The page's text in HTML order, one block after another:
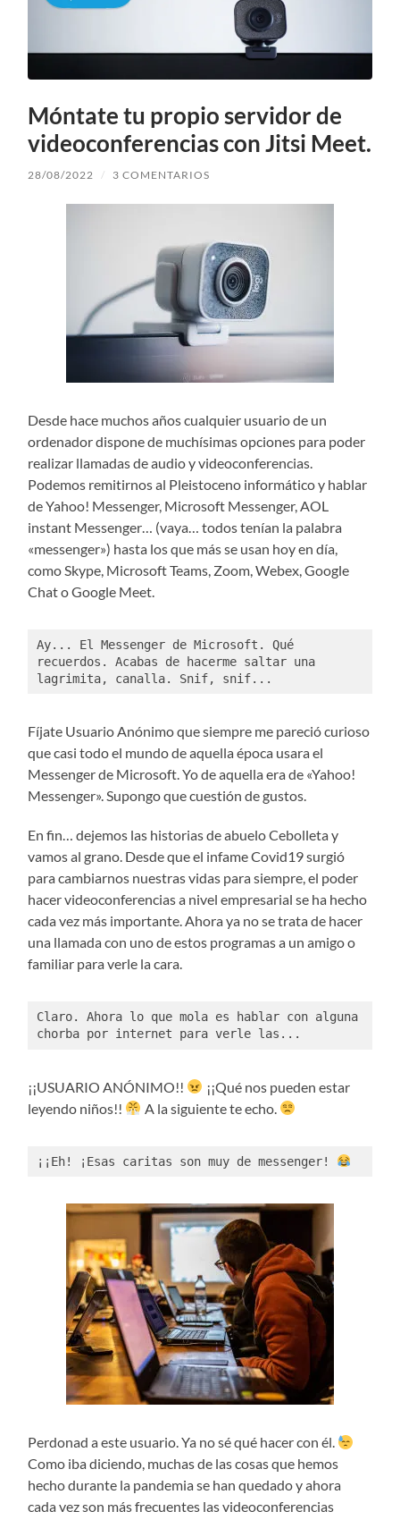
Móntate tu propio servidor de
videoconferencias con Jitsi Meet.
28/08/2022 / 3 COMENTARIOS
Desde hace muchos años cualquier usuario de un
ordenador dispone de muchísimas opciones para poder
realizar llamadas de audio y videoconferencias.
Podemos remitirnos al Pleistoceno informático y hablar
de Yahoo! Messenger, Microsoft Messenger, AOL
instant Messenger… (vaya… todos tenían la palabra
«messenger») hasta los que más se usan hoy en día,
como Skype, Microsoft Teams, Zoom, Webex, Google
Chat o Google Meet.
Ay... El Messenger de Microsoft. Qué
recuerdos. Acabas de hacerme saltar una
lagrimita, canalla. Snif, snif...
Fíjate Usuario Anónimo que siempre me pareció curioso
que casi todo el mundo de aquella época usara el
Messenger de Microsoft. Yo de aquella era de «Yahoo!
Messenger». Supongo que cuestión de gustos.
En fin… dejemos las historias de abuelo Cebolleta y
vamos al grano. Desde que el infame Covid19 surgió
para cambiarnos nuestras vidas para siempre, el poder
hacer videoconferencias a nivel empresarial se ha hecho
cada vez más importante. Ahora ya no se trata de hacer
una llamada con uno de estos programas a un amigo o
familiar para verle la cara.
Claro. Ahora lo que mola es hablar con alguna
chorba por internet para verle las...
¡¡USUARIO ANÓNIMO!!
¡¡Qué nos pueden estar
leyendo niños!!
A la siguiente te echo.
¡¡Eh! ¡Esas caritas son muy de messenger!
Perdonad a este usuario. Ya no sé qué hacer con él.
Como iba diciendo, muchas de las cosas que hemos
hecho durante la pandemia se han quedado y ahora
cada vez son más frecuentes las videoconferencias